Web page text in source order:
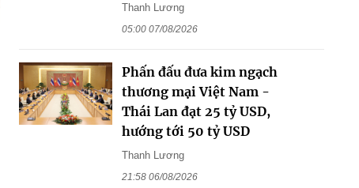
Thanh Lương
05:00 07/08/2026
Phấn đấu đưa kim ngạch
thương mại Việt Nam -
Thái Lan đạt 25 tỷ USD,
hướng tới 50 tỷ USD
Thanh Lương
21:58 06/08/2026